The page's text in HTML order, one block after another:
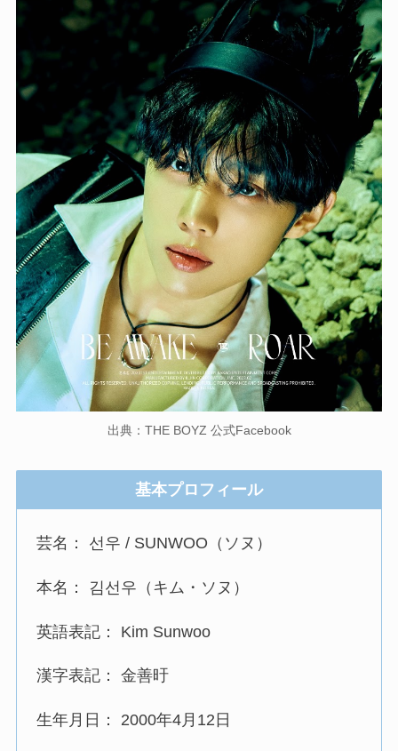
出典：THE BOYZ 公式Facebook
基本プロフィール
芸名： 선우 / SUNWOO（ソヌ）
本名： 김선우（キム・ソヌ）
英語表記： Kim Sunwoo
漢字表記： 金善旴
生年月日： 2000年4月12日